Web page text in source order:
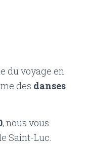
du voyage en
des danses
, nous vous
Saint-Luc.